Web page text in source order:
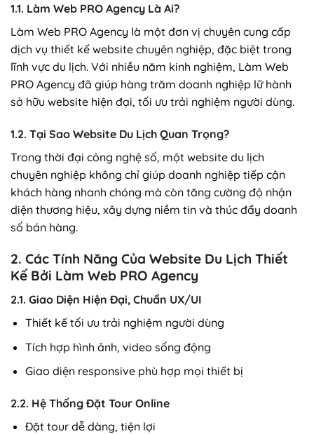
1.1. Làm Web PRO Agency Là Ai?
Làm Web PRO Agency là một đơn vị chuyên cung cấp
dịch vụ thiết kế website chuyên nghiệp, đặc biệt trong
lĩnh vực du lịch. Với nhiều năm kinh nghiệm, Làm Web
PRO Agency đã giúp hàng trăm doanh nghiệp lữ hành
sở hữu website hiện đại, tối ưu trải nghiệm người dùng.
1.2. Tại Sao Website Du Lịch Quan Trọng?
Trong thời đại công nghệ số, một website du lịch
chuyên nghiệp không chỉ giúp doanh nghiệp tiếp cận
khách hàng nhanh chóng mà còn tăng cường độ nhận
diện thương hiệu, xây dựng niềm tin và thúc đẩy doanh
số bán hàng.
2. Các Tính Năng Của Website Du Lịch Thiết
Kế Bởi Làm Web PRO Agency
2.1. Giao Diện Hiện Đại, Chuẩn UX/UI
Thiết kế tối ưu trải nghiệm người dùng
Tích hợp hình ảnh, video sống động
Giao diện responsive phù hợp mọi thiết bị
2.2. Hệ Thống Đặt Tour Online
Đặt tour dễ dàng, tiện lợi